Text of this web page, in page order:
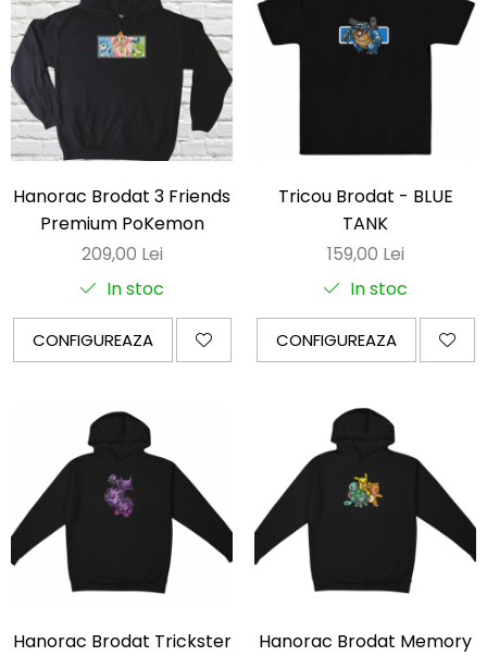
MyHeroAcademia
Naruto
OnePiece
OnePunchMan
Pokemon
Spy x Family
Tokyo Revengers
Arta
Rick and Morty
Streetwear
Valorant
Match-uri de cuplu
Ready To Ship
Hanorac Brodat 3 Friends
Premium PoKemon
209,00 Lei
In stoc
CONFIGUREAZA
Tricou Brodat - BLUE
TANK
159,00 Lei
In stoc
CONFIGUREAZA
Hanorac Brodat Trickster
Hanorac Brodat Memory